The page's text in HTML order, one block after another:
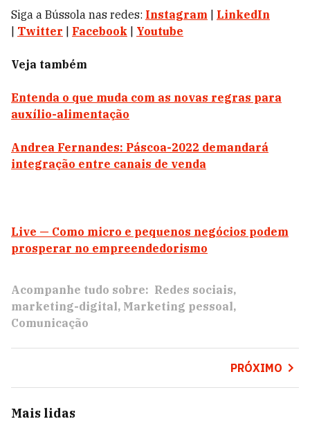
Siga a Bússola nas redes: Instagram
LinkedIn
Twitter Facebook Youtube
Veja também
Entenda o que muda com as novas regras para
auxílio-alimentação
Andrea Fernandes: Páscoa-2022 demandará
integração entre canais de venda
Live — Como micro e pequenos negócios podem
prosperar no empreendedorismo
Acompanhe tudo sobre: Redes sociais
marketing-digital Marketing pessoal
Comunicação
PRÓXIMO
Mais lidas